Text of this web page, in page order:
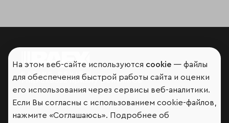
Мир сквозь призму рейтингов
На этом веб-сайте используются cookie — файлы
для обеспечения быстрой работы сайта и оценки
его использования через сервисы веб-аналитики.
Если Вы согласны с использованием cookie-файлов,
нажмите «Соглашаюсь». Подробнее об